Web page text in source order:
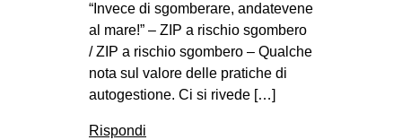
“Invece di sgomberare, andatevene
al mare!” – ZIP a rischio sgombero
/ ZIP a rischio sgombero – Qualche
nota sul valore delle pratiche di
autogestione. Ci si rivede […]
Rispondi